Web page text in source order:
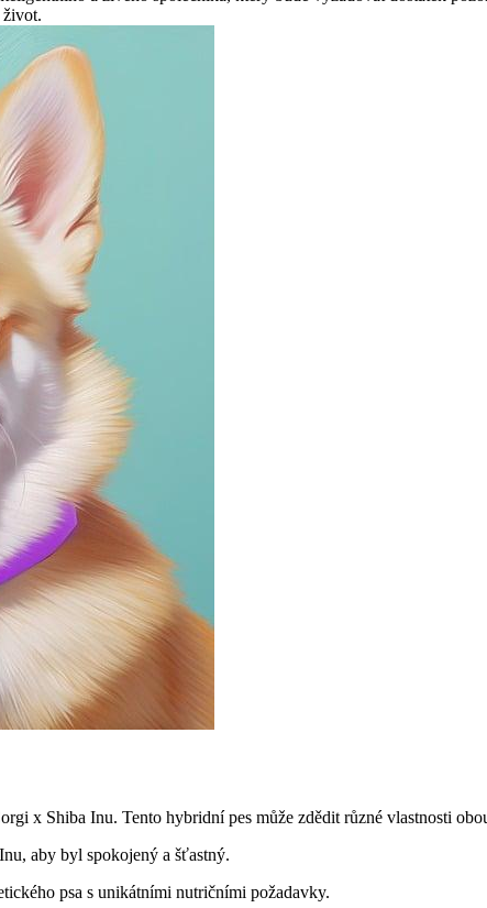
život.
x Shiba Inu. Tento hybridní pes může zdědit různé vlastnosti
aby byl spokojený a šťastný.
psa s unikátními nutričními požadavky.